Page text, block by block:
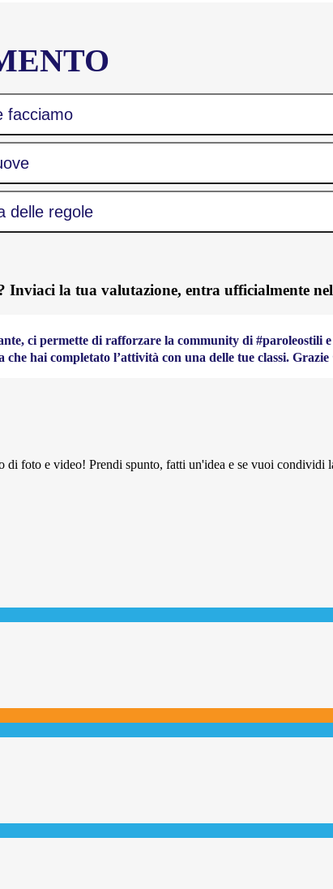
facciamo
delle regole
Inviaci la tua valutazione, entra ufficialmente
ci permette di rafforzare la community di #paroleostili
hai completato l’attività con una delle tue classi.
foto e video! Prendi spunto, fatti un'idea e se vuoi condividi